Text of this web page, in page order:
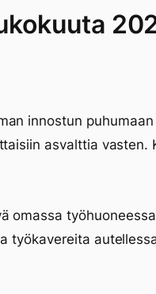
innostun
asvalttia vasten.
omassa
työkavereita